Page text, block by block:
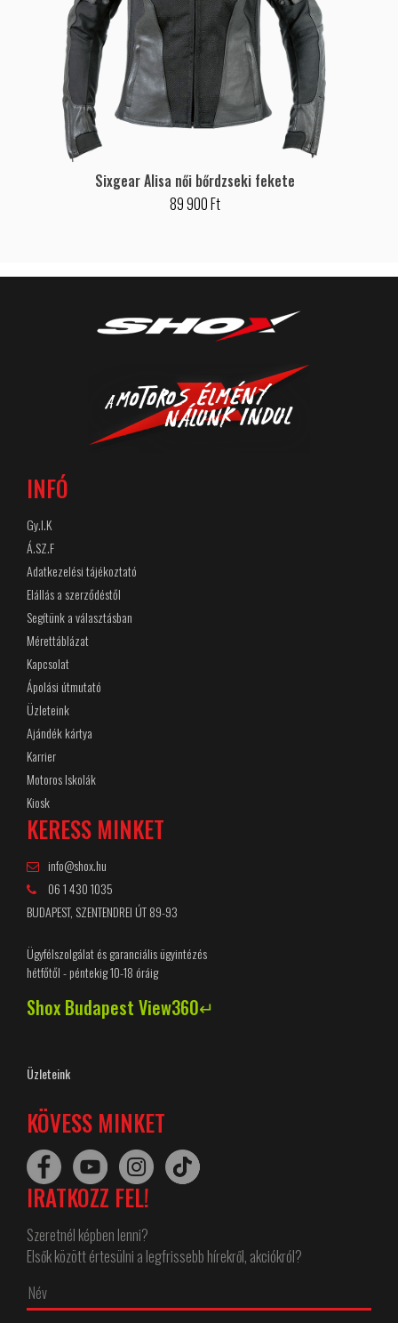
Sixgear Alisa női bőrdzseki fekete
89 900 Ft
INFÓ
Gy.I.K
Á.SZ.F
Adatkezelési tájékoztató
Elállás a szerződéstől
Segítünk a választásban
Mérettáblázat
Kapcsolat
Ápolási útmutató
Üzleteink
Ajándék kártya
Karrier
Motoros Iskolák
Kiosk
KERESS MINKET
info@shox.hu
06 1 430 1035
BUDAPEST, SZENTENDREI ÚT 89-93
Ügyfélszolgálat és garanciális ügyintézés
hétfőtől - péntekig 10-18 óráig
Shox Budapest View360↵
Üzleteink
KÖVESS MINKET
IRATKOZZ FEL!
Szeretnél képben lenni?
Elsők között értesülni a legfrissebb hírekről, akciókról?